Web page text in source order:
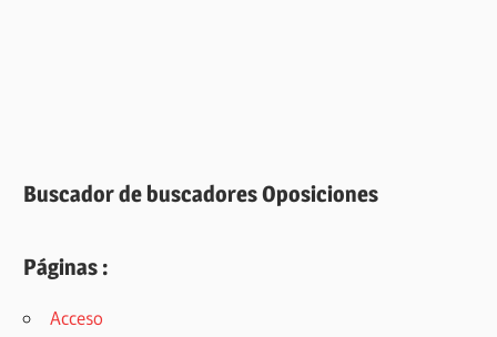
Buscador de buscadores Oposiciones
Páginas :
Acceso